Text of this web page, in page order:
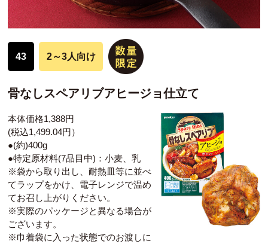
43 2～3人向け
骨なしスペアリブアヒージョ仕立て
本体価格1,388円
(税込1,499.04円）
●(約)400g
●特定原材料(7品目中)：小麦、乳
※袋から取り出し、耐熱皿等に並べ
てラップをかけ、電子レンジで温め
てお召し上がりください。
※実際のパッケージと異なる場合が
ございます。
※巾着袋に入った状態でのお渡しに